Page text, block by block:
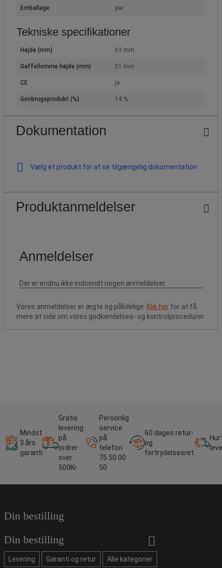
Emballage par
Tekniske specifikationer
Højde (mm) 63 mm
Gaffellomme højde (mm) 51 mm
CE ja
Genbrugsprodukt (%) 14 %
Dokumentation
Vælg et produkt for at se tilgængelig dokumentation
Produktanmeldelser
Vores anmeldelser er ægte og pålidelige. Klik her for at få
mere at vide om vores godkendelses- og kontrolprocedurer.
Mindst
3 års
garanti
Gratis
levering
på
ordrer
over
500Kr
Personlig
service
på
telefon
75 50 00
50
60 dages retur-
og
fortrydelsesret
Din bestilling
Din bestilling
Levering Garanti og retur Alle kategorier